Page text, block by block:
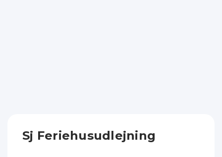
Sj Feriehusudlejning